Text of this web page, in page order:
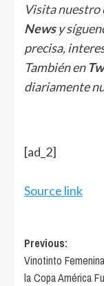
Visita nuestro
Newsy
precisa,
También en
diariamente
[ad_2]
Source link
Post
Previous:
Vinotinto
la Copa América